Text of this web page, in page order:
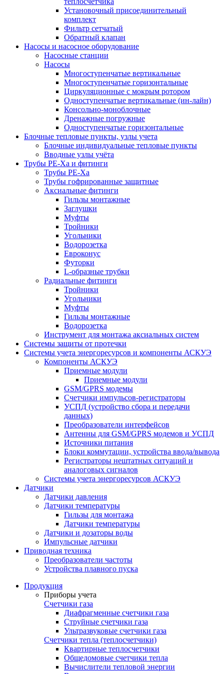
Установочный присоединительный
комплект
Фильтр сетчатый
Обратный клапан
Насосы и насосное оборудование
Насосные станции
Насосы
Многоступенчатые вертикальные
Многоступенчатые горизонтальные
Циркуляционные с мокрым ротором
Одноступенчатые вертикальные (ин-лайн)
Консольно-моноблочные
Дренажные погружные
Одноступенчатые горизонтальные
Блочные тепловые пункты, узлы учета
Блочные индивидуальные тепловые пункты
Вводные узлы учёта
Трубы РЕ-Ха и фитинги
Трубы РЕ-Ха
Трубы гофрированные защитные
Аксиальные фитинги
Гильзы монтажные
Заглушки
Муфты
Тройники
Угольники
Водорозетка
Евроконус
Футорки
L-образные трубки
Радиальные фитинги
Тройники
Угольники
Муфты
Гильзы монтажные
Водорозетка
Инструмент для монтажа аксиальных систем
Системы защиты от протечки
Системы учета энергоресурсов и компоненты АСКУЭ
Компоненты АСКУЭ
Приемные модули
Приемные модули
GSM/GPRS модемы
Счетчики импульсов-регистраторы
УСПД (устройство сбора и передачи
данных)
Преобразователи интерфейсов
Антенны для GSM/GPRS модемов и УСПД
Источники питания
Блоки коммутации, устройства ввода/вывода
Регистраторы нештатных ситуаций и
аналоговых сигналов
Системы учета энергоресурсов АСКУЭ
Датчики
Датчики давления
Датчики температуры
Гильзы для монтажа
Датчики температуры
Датчики и дозаторы воды
Импульсные датчики
Приводная техника
Преобразователи частоты
Устройства плавного пуска
Продукция
Приборы учета
Счетчики газа
Диафрагменные счетчики газа
Струйные счетчики газа
Ультразвуковые счетчики газа
Счетчики тепла (теплосчетчики)
Квартирные теплосчетчики
Общедомовые счетчики тепла
Вычислители тепловой энергии